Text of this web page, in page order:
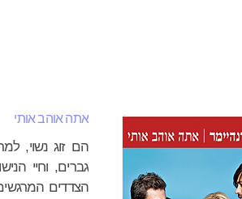
אתה אוהב אותי
הם זוג נשוי,
גברים, וחיי
הצדדים